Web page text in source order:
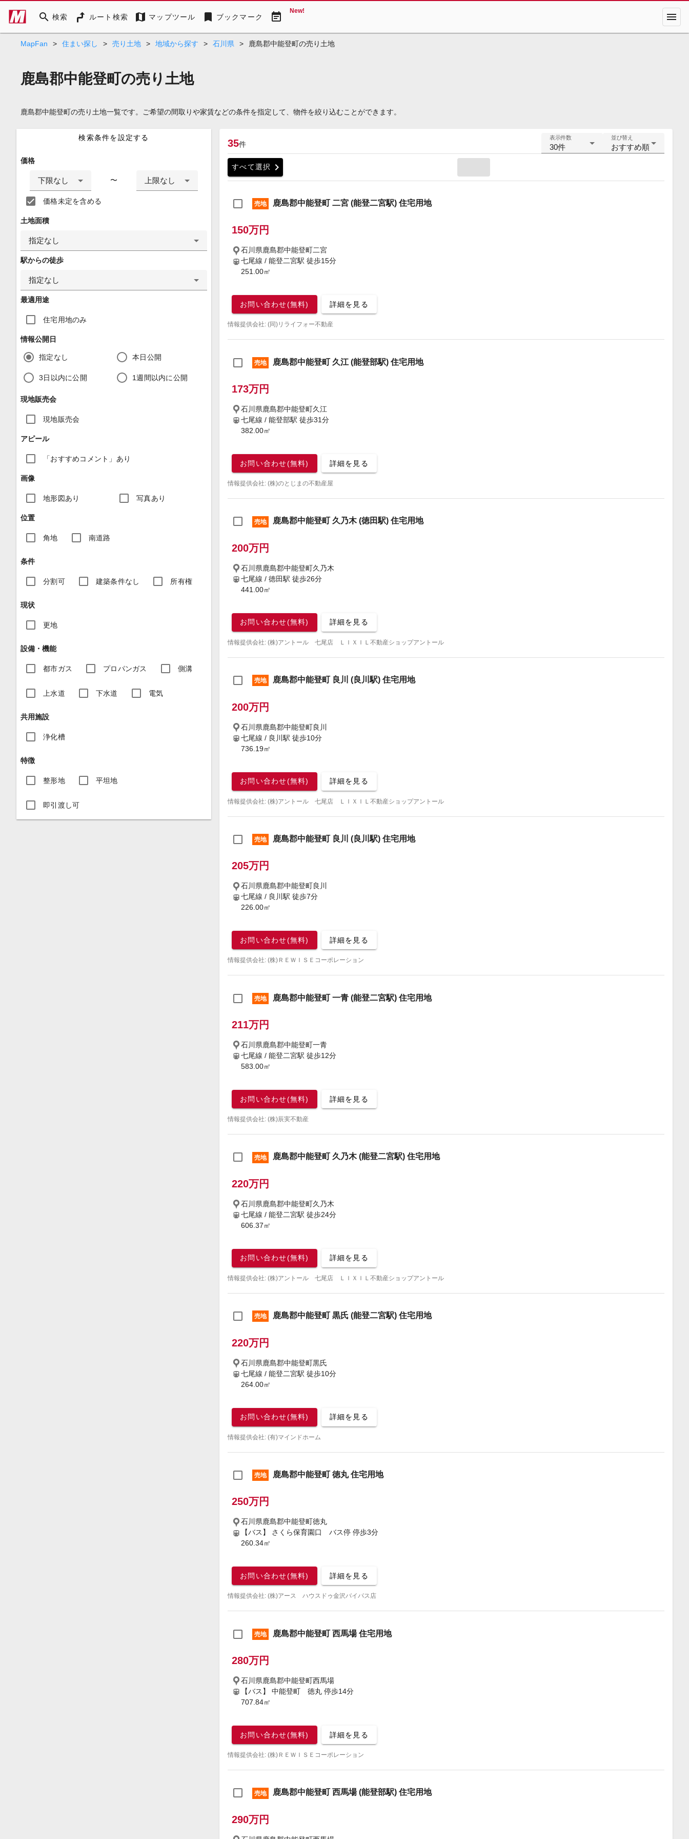
search 検索 ルート検索 map マップツール bookmark ブックマーク event_note New! menu
MapFan > 住まい探し > 売り土地 > 地域から探す > 石川県 > 鹿島郡中能登町の売り土地
鹿島郡中能登町の売り土地
鹿島郡中能登町の売り土地一覧です。ご希望の間取りや家賃などの条件を指定して、物件を絞り込むことができます。
検索条件を設定する
価格
下限なし 〜 上限なし
価格未定を含める
土地面積
指定なし
駅からの徒歩
指定なし
最適用途
住宅用地のみ
情報公開日
指定なし 本日公開
3日以内に公開 1週間以内に公開
現地販売会
現地販売会
アピール
「おすすめコメント」あり
画像
地形図あり 写真あり
位置
角地 南道路
条件
分割可 建築条件なし 所有権
現状
更地
設備・機能
都市ガス プロパンガス 側溝
上水道 下水道 電気
共用施設
浄化槽
特徴
整形地 平坦地
即引渡し可
35件
表示件数
30件
並び替え
おすすめ順
すべて選択 chevron_right
売地 鹿島郡中能登町 二宮 (能登二宮駅) 住宅用地
150万円
石川県鹿島郡中能登町二宮
七尾線 / 能登二宮駅 徒歩15分
251.00㎡
お問い合わせ(無料) 詳細を見る
情報提供会社: (同)リライフォー不動産
売地 鹿島郡中能登町 久江 (能登部駅) 住宅用地
173万円
石川県鹿島郡中能登町久江
七尾線 / 能登部駅 徒歩31分
382.00㎡
お問い合わせ(無料) 詳細を見る
情報提供会社: (株)のとじまの不動産屋
売地 鹿島郡中能登町 久乃木 (徳田駅) 住宅用地
200万円
石川県鹿島郡中能登町久乃木
七尾線 / 徳田駅 徒歩26分
441.00㎡
お問い合わせ(無料) 詳細を見る
情報提供会社: (株)アントール 七尾店 ＬＩＸＩＬ不動産ショップアントール
売地 鹿島郡中能登町 良川 (良川駅) 住宅用地
200万円
石川県鹿島郡中能登町良川
七尾線 / 良川駅 徒歩10分
736.19㎡
お問い合わせ(無料) 詳細を見る
情報提供会社: (株)アントール 七尾店 ＬＩＸＩＬ不動産ショップアントール
売地 鹿島郡中能登町 良川 (良川駅) 住宅用地
205万円
石川県鹿島郡中能登町良川
七尾線 / 良川駅 徒歩7分
226.00㎡
お問い合わせ(無料) 詳細を見る
情報提供会社: (株)ＲＥＷＩＳＥコーポレーション
売地 鹿島郡中能登町 一青 (能登二宮駅) 住宅用地
211万円
石川県鹿島郡中能登町一青
七尾線 / 能登二宮駅 徒歩12分
583.00㎡
お問い合わせ(無料) 詳細を見る
情報提供会社: (株)辰実不動産
売地 鹿島郡中能登町 久乃木 (能登二宮駅) 住宅用地
220万円
石川県鹿島郡中能登町久乃木
七尾線 / 能登二宮駅 徒歩24分
606.37㎡
お問い合わせ(無料) 詳細を見る
情報提供会社: (株)アントール 七尾店 ＬＩＸＩＬ不動産ショップアントール
売地 鹿島郡中能登町 黒氏 (能登二宮駅) 住宅用地
220万円
石川県鹿島郡中能登町黒氏
七尾線 / 能登二宮駅 徒歩10分
264.00㎡
お問い合わせ(無料) 詳細を見る
情報提供会社: (有)マインドホーム
売地 鹿島郡中能登町 徳丸 住宅用地
250万円
石川県鹿島郡中能登町徳丸
【バス】 さくら保育園口 バス停 停歩3分
260.34㎡
お問い合わせ(無料) 詳細を見る
情報提供会社: (株)アース ハウスドゥ金沢バイパス店
売地 鹿島郡中能登町 西馬場 住宅用地
280万円
石川県鹿島郡中能登町西馬場
【バス】 中能登町 徳丸 停歩14分
707.84㎡
お問い合わせ(無料) 詳細を見る
情報提供会社: (株)ＲＥＷＩＳＥコーポレーション
売地 鹿島郡中能登町 西馬場 (能登部駅) 住宅用地
290万円